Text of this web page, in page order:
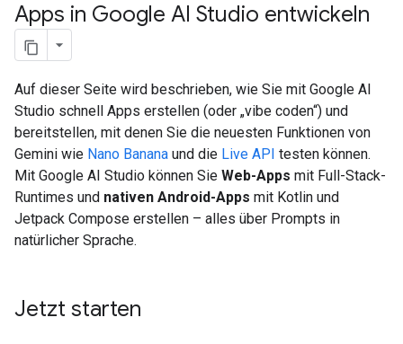
Apps in Google AI Studio entwickeln
Auf dieser Seite wird beschrieben, wie Sie mit Google AI
Studio schnell Apps erstellen (oder „vibe coden“) und
bereitstellen, mit denen Sie die neuesten Funktionen von
Gemini wie Nano Banana und die Live API testen können.
Mit Google AI Studio können Sie Web-Apps mit Full-Stack-
Runtimes und nativen Android-Apps mit Kotlin und
Jetpack Compose erstellen – alles über Prompts in
natürlicher Sprache.
Jetzt starten